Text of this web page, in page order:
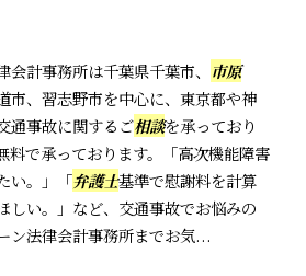
会計事務所は千葉県千葉市、
市原
市、習志野市を中心に、東京都や神
通事故に関するご相談を承っており
料で承っております。「高次機能障害
い。」「弁護士基準で慰謝料を計算
しい。」など、交通事故でお悩みの
ン法律会計事務所までお気...